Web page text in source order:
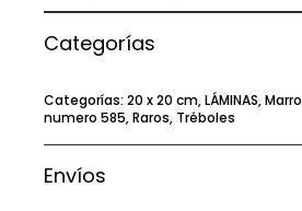
Categorías
Categorías: 20 x 20 cm,LÁMINAS,
numero 585,Raros, Tréboles
Envíos